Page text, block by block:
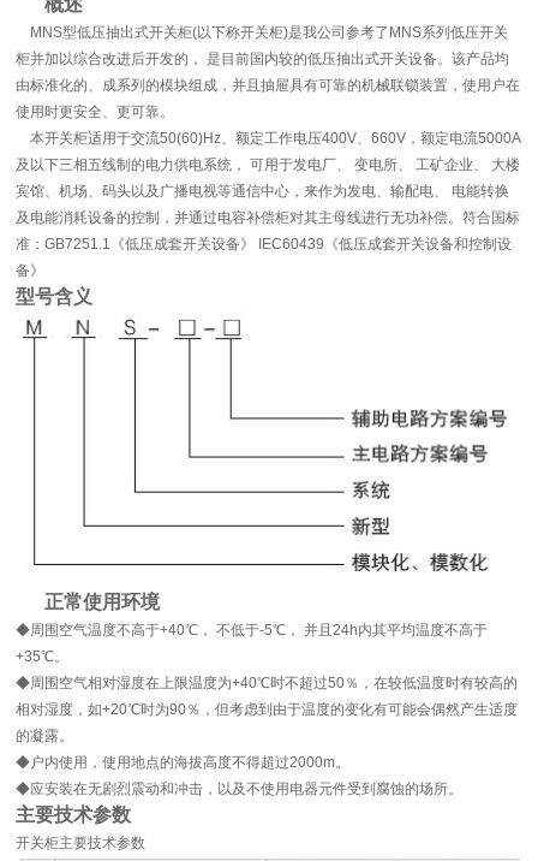
MNS型低压抽出式开关柜(以下称开关柜)是我公司参考了MNS系列低压开关
柜并加以综合改进后开发的， 是目前国内较的低压抽出式开关设备。该产品均
由标准化的、成系列的模块组成，并且抽屉具有可靠的机械联锁装置，使用户在
使用时更安全、更可靠。
本开关柜适用于交流50(60)Hz、额定工作电压400V、660V，额定电流5000A
及以下三相五线制的电力供电系统， 可用于发电厂、 变电所、 工矿企业、 大楼
宾馆、机场、码头以及广播电视等通信中心，来作为发电、输配电、 电能转换
及电能消耗设备的控制，并通过电容补偿柜对其主母线进行无功补偿。符合国标
准：GB7251.1《低压成套开关设备》 IEC60439《低压成套开关设备和控制设
备》
型号含义
正常使用环境
◆周围空气温度不高于+40℃， 不低于-5℃， 并且24h内其平均温度不高于
+35℃。
◆周围空气相对湿度在上限温度为+40℃时不超过50％，在较低温度时有较高的
相对湿度，如+20℃时为90％，但考虑到由于温度的变化有可能会偶然产生适度
的凝露。
◆户内使用，使用地点的海拔高度不得超过2000m。
◆应安装在无剧烈震动和冲击，以及不使用电器元件受到腐蚀的场所。
主要技术参数
开关柜主要技术参数